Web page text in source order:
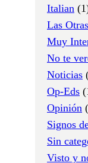
Italian
Las
Muy
No te
Noticias
Op-Eds
Opinión
Signos
Sin
Visto y